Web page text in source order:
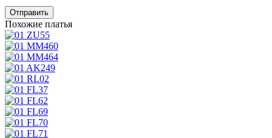
Похожие платья